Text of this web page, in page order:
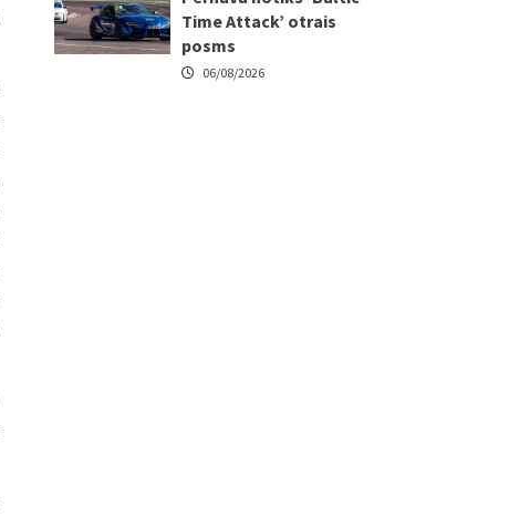
Time Attack’ otrais
posms
06/08/2026